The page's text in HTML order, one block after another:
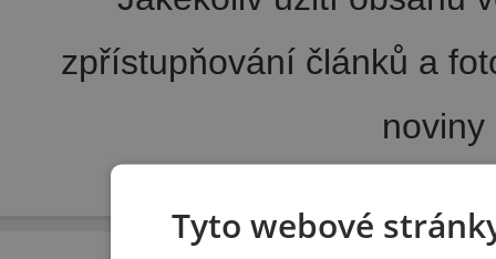
zpřístupňování článků a
Tyto webové